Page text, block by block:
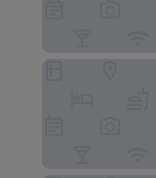
Gran Vivenzo Cidade Nova